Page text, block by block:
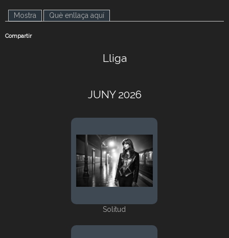
Mostra (pestanya activa)
Què enllaça aquí
Compartir
Lliga
JUNY 2026
Solitud